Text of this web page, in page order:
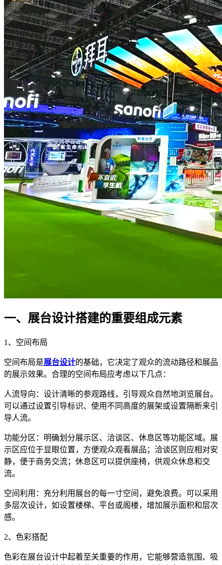
一、展台设计搭建的重要组成元素
1、空间布局
空间布局是展台设计的基础，它决定了观众的流动路径和展品
的展示效果。合理的空间布局应考虑以下几点：
人流导向：设计清晰的参观路线，引导观众自然地浏览展台。
可以通过设置引导标识、使用不同高度的展架或设置隔断来引
导人流。
功能分区：明确划分展示区、洽谈区、休息区等功能区域。展
示区应位于显眼位置，方便观众观看展品；洽谈区则应相对安
静，便于商务交流；休息区可以提供座椅，供观众休息和交
流。
空间利用：充分利用展台的每一寸空间，避免浪费。可以采用
多层次设计，如设置楼梯、平台或阁楼，增加展示面积和层次
感。
2、色彩搭配
色彩在展台设计中起着至关重要的作用，它能够营造氛围、吸